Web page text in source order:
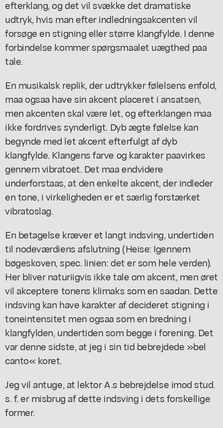
efterklang, og det vil svække det dramatiske
udtryk, hvis man efter indledningsakcenten vil
forsøge en stigning eller større klangfylde. I denne
forbindelse kommer spørgsmaalet uægthed paa
tale.
En musikalsk replik, der udtrykker følelsens enfold,
maa ogsaa have sin akcent placeret i ansatsen,
men akcenten skal være let, og efterklangen maa
ikke fordrives synderligt. Dyb ægte følelse kan
begynde med let akcent efterfulgt af dyb
klangfylde. Klangens farve og karakter paavirkes
gennem vibratoet. Det maa endvidere
underforstaas, at den enkelte akcent, der indleder
en tone, i virkeligheden er et særlig forstærket
vibratoslag.
En betagelse kræver et langt indsving, undertiden
til nodeværdiens afslutning (Heise: Igennem
bøgeskoven, spec. linien: det er som hele verden).
Her bliver naturiigvis ikke tale om akcent, men øret
vil akceptere tonens klimaks som en saadan. Dette
indsving kan have karakter af decideret stigning i
toneintensitet men ogsaa som en bredning i
klangfylden, undertiden som begge i forening. Det
var denne sidste, at jeg i sin tid bebrejdede »bel
canto« koret.
Jeg vil antuge, at lektor A.s bebrejdelse imod stud.
s. f. er misbrug af dette indsving i dets forskellige
former.